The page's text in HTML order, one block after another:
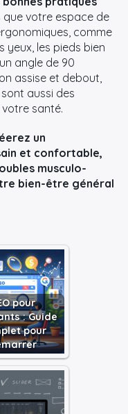
que votre espace de
comme
yeux, les pieds bien
angle de 90
assise et debout,
aussi des
santé.
un
et confortable,
musculo-
bien-être général
pour
: Guide
pour